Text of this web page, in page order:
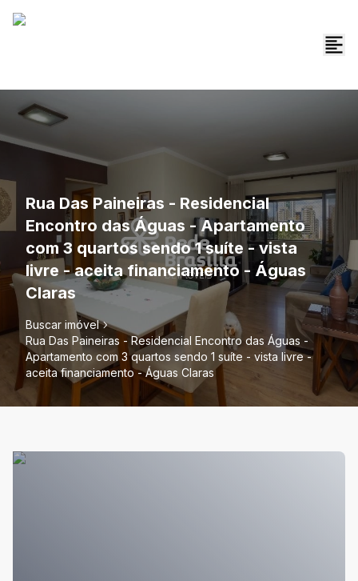
Rua Das Paineiras - Residencial
Encontro das Águas - Apartamento
com 3 quartos sendo 1 suíte - vista
livre - aceita financiamento - Águas
Claras
Buscar imóvel
Rua Das Paineiras - Residencial Encontro das Águas -
Apartamento com 3 quartos sendo 1 suíte - vista livre -
aceita financiamento - Águas Claras